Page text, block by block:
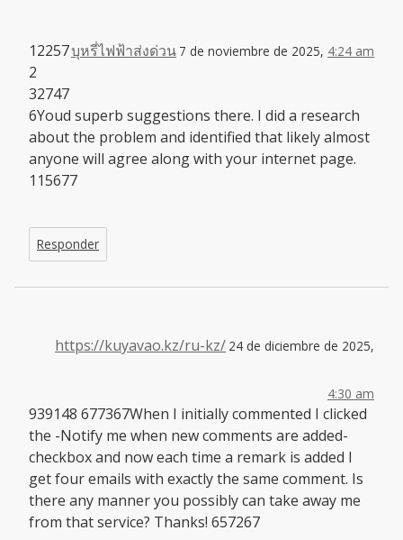
บุหรี่ไฟฟ้าส่งด่วน 7 de noviembre de 2025, 4:24 am
12257
2
32747
6Youd superb suggestions there. I did a research
about the problem and identified that likely almost
anyone will agree along with your internet page.
115677
Responder
https://kuyavao.kz/ru-kz/ 24 de diciembre de 2025,
4:30 am
939148 677367When I initially commented I clicked
the -Notify me when new comments are added-
checkbox and now each time a remark is added I
get four emails with exactly the same comment. Is
there any manner you possibly can take away me
from that service? Thanks! 657267